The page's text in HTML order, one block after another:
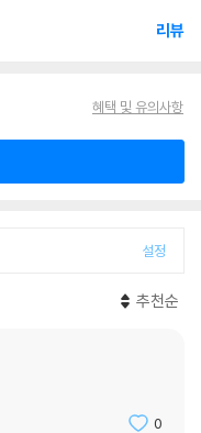
리뷰
혜택 및 유의사항
설정
추천순
0